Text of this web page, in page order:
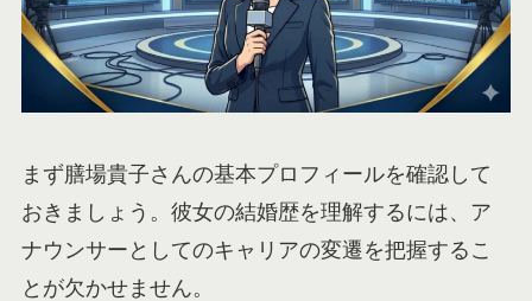
まず膳場貴子さんの基本プロフィールを確認して
おきましょう。彼女の結婚歴を理解するには、ア
ナウンサーとしてのキャリアの変遷を把握するこ
とが欠かせません。